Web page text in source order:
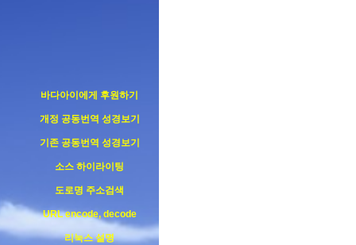
바다아이에게 후원하기
개정 공동번역 성경보기
기존 공동번역 성경보기
소스 하이라이팅
도로명 주소검색
URL encode, decode
리눅스 설명